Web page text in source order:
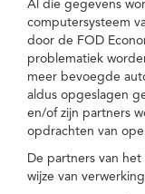
Al die gegevens
computersysteem
door de FOD
problematiek
meer bevoegde
aldus opgeslagen
en/of zijn partners
opdrachten van
De partners van
wijze van